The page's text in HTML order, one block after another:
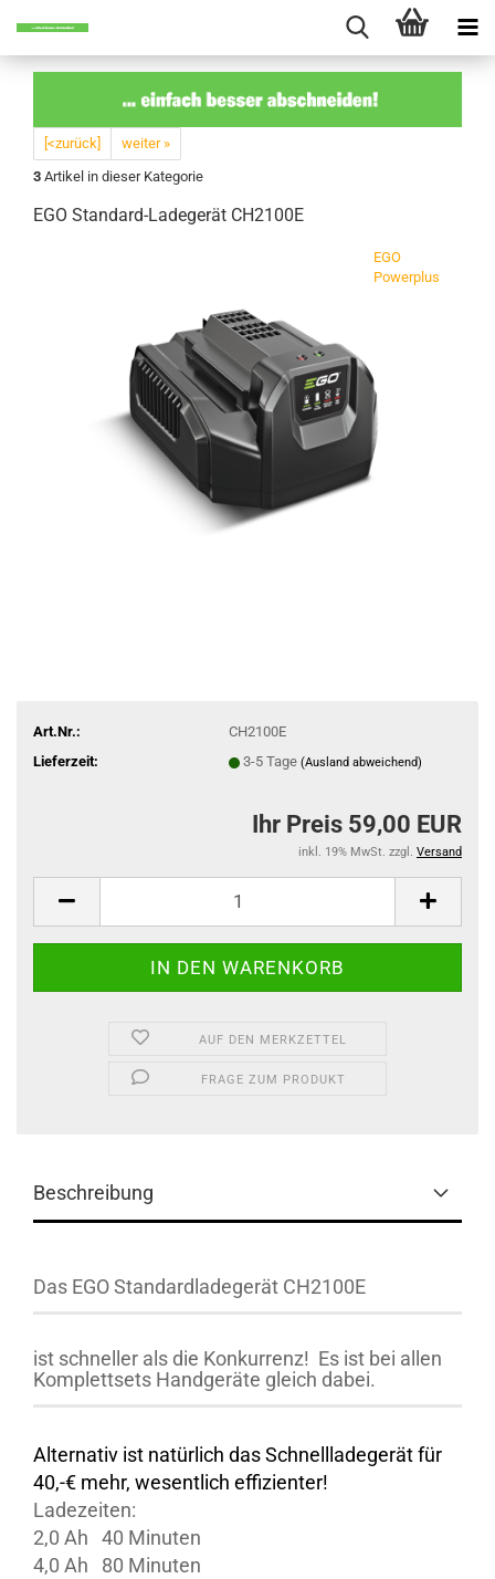
[<zurück]
weiter »
3 Artikel in dieser Kategorie
EGO Standard-​Ladegerät CH2100E
EGO
Powerplus
Art.Nr.:
CH2100E
Lieferzeit:
3-5 Tage (Ausland abweichend)
Ihr Preis 59,00 EUR
inkl. 19% MwSt. zzgl. Versand
AUF DEN MERKZETTEL
FRAGE ZUM PRODUKT
Beschreibung
Das EGO Standardladegerät CH2100E
ist schneller als die Konkurrenz! Es ist bei allen
Komplettsets Handgeräte gleich dabei.
Alternativ ist natürlich das Schnellladegerät für
40,-€ mehr, wesentlich effizienter!
Ladezeiten:
2,0 Ah 40 Minuten
4,0 Ah 80 Minuten